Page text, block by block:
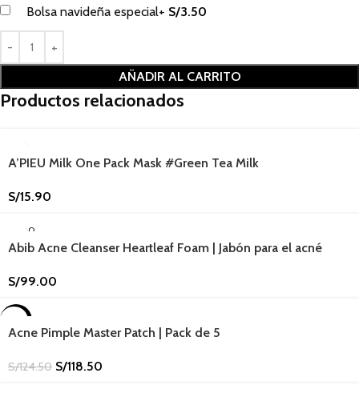
Bolsa navideña especial+ S/3.50
AÑADIR AL CARRITO
Productos relacionados
A’PIEU Milk One Pack Mask #Green Tea Milk
S/15.90
SOLD O
Abib Acne Cleanser Heartleaf Foam | Jabón para el acné
S/99.00
Acne Pimple Master Patch | Pack de 5
S/124.50 S/118.50